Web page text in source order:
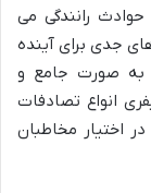
رانندگی می
جدی برای آینده
به صورت جامع و
انواع تصادفات
در اختیار مخاطبان